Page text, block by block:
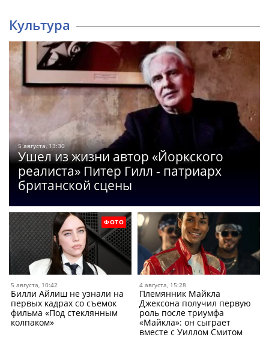
Культура
5 августа, 13:30
Ушел из жизни автор «Йоркского
реалиста» Питер Гилл - патриарх
британской сцены
ФОТО
5 августа, 10:42
Билли Айлиш не узнали на
первых кадрах со съемок
фильма «Под стеклянным
колпаком»
4 августа, 15:28
Племянник Майкла
Джексона получил первую
роль после триумфа
«Майкла»: он сыграет
вместе с Уиллом Смитом